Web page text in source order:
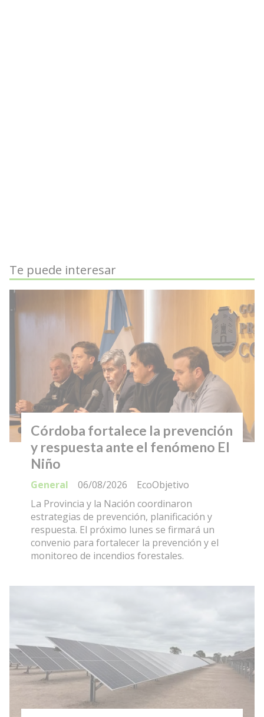
Te puede interesar
Córdoba fortalece la prevención
y respuesta ante el fenómeno El
Niño
EcoObjetivo
General
06/08/2026
La Provincia y la Nación coordinaron
estrategias de prevención, planificación y
respuesta. El próximo lunes se firmará un
convenio para fortalecer la prevención y el
monitoreo de incendios forestales.